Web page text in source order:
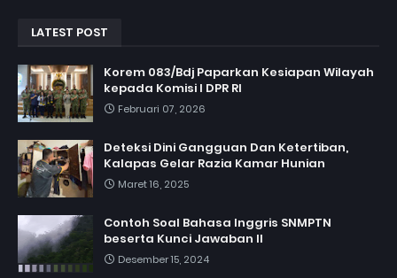
LATEST POST
Korem 083/Bdj Paparkan Kesiapan Wilayah
kepada Komisi I DPR RI
Februari 07, 2026
Deteksi Dini Gangguan Dan Ketertiban,
Kalapas Gelar Razia Kamar Hunian
Maret 16, 2025
Contoh Soal Bahasa Inggris SNMPTN
beserta Kunci Jawaban II
Desember 15, 2024